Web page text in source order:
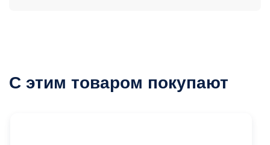
С этим товаром покупают